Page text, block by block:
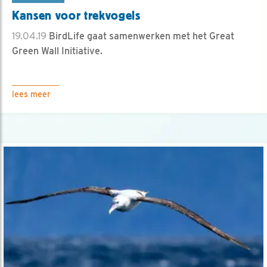
Kansen voor trekvogels
19.04.19 BirdLife gaat samenwerken met het Great
Green Wall Initiative.
lees meer